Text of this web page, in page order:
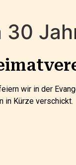
30
wir in der
in Kürze verschickt.